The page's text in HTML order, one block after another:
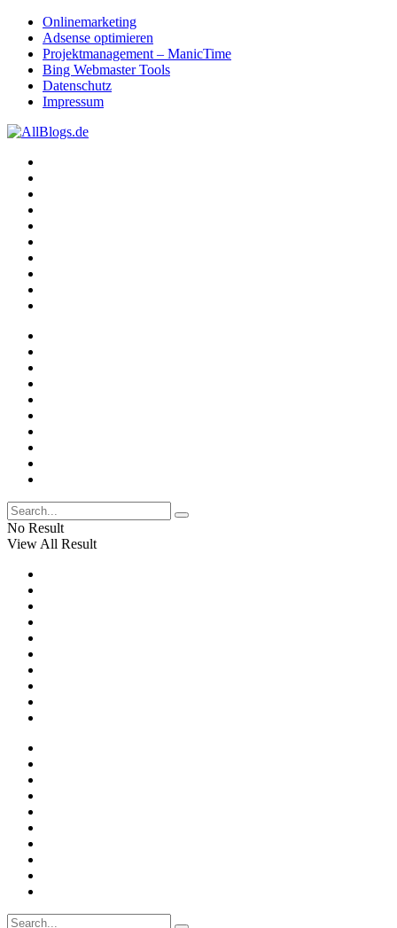
Onlinemarketing
Adsense optimieren
Projektmanagement – ManicTime
Bing Webmaster Tools
Datenschutz
Impressum
No Result
View All Result